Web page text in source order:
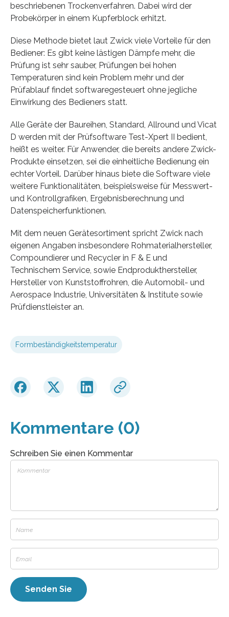
beschriebenen Trockenverfahren. Dabei wird der
Probekörper in einem Kupferblock erhitzt.
Diese Methode bietet laut Zwick viele Vorteile für den
Bediener: Es gibt keine lästigen Dämpfe mehr, die
Prüfung ist sehr sauber, Prüfungen bei hohen
Temperaturen sind kein Problem mehr und der
Prüfablauf findet softwaregesteuert ohne jegliche
Einwirkung des Bedieners statt.
Alle Geräte der Baureihen, Standard, Allround und Vicat
D werden mit der Prüfsoftware Test-Xpert II bedient,
heißt es weiter. Für Anwender, die bereits andere Zwick-
Produkte einsetzen, sei die einheitliche Bedienung ein
echter Vorteil. Darüber hinaus biete die Software viele
weitere Funktionalitäten, beispielsweise für Messwert-
und Kontrollgrafiken, Ergebnisberechnung und
Datenspeicherfunktionen.
Mit dem neuen Gerätesortiment spricht Zwick nach
eigenen Angaben insbesondere Rohmaterialhersteller,
Compoundierer und Recycler in F & E und
Technischem Service, sowie Endprodukthersteller,
Hersteller von Kunststoffrohren, die Automobil- und
Aerospace Industrie, Universitäten & Institute sowie
Prüfdienstleister an.
Formbeständigkeitstemperatur
Kommentare (0)
Schreiben Sie einen Kommentar